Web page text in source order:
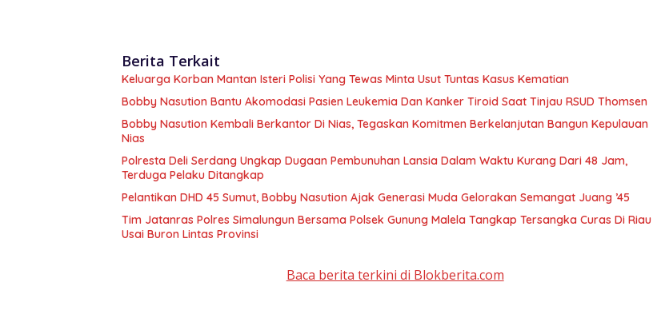
Berita Terkait
Keluarga Korban Mantan Isteri Polisi Yang Tewas Minta Usut Tuntas Kasus Kematian
Bobby Nasution Bantu Akomodasi Pasien Leukemia Dan Kanker Tiroid Saat Tinjau RSUD Thomsen
Bobby Nasution Kembali Berkantor Di Nias, Tegaskan Komitmen Berkelanjutan Bangun Kepulauan
Nias
Polresta Deli Serdang Ungkap Dugaan Pembunuhan Lansia Dalam Waktu Kurang Dari 48 Jam,
Terduga Pelaku Ditangkap
Pelantikan DHD 45 Sumut, Bobby Nasution Ajak Generasi Muda Gelorakan Semangat Juang ’45
Tim Jatanras Polres Simalungun Bersama Polsek Gunung Malela Tangkap Tersangka Curas Di Riau
Usai Buron Lintas Provinsi
Baca berita terkini di Blokberita.com